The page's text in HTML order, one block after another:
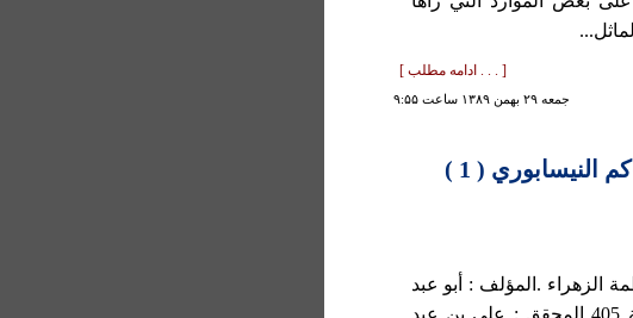
[ . . . ادامه مطلب ]
جمعه ۲۹ بهمن ۱۳۸۹ ساعت ۹:۵۵
النيسابوري ( 1 )
الزهراء .المؤلف : أبو عبد
الله الحاكم النيسابوري ، المتوفى سنة 405 المحقق : علي بن عبد